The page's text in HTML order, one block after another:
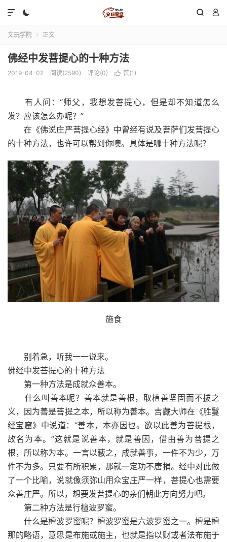
  

文玩学院  正文
佛经中发菩提心的十种方法
2019-04-02 阅读(2590) 评论(0)  赞(1 )
有人问：“师父，我想发菩提心，但是却不知道怎么
发？应该怎么办呢？”
在《佛说庄严菩提心经》中曾经有说及菩萨们发菩提心
的十种方法，也许可以帮到你噢。具体是哪十种方法呢？
施食
别着急，听我一一说来。
佛经中发菩提心的十种方法
第一种方法是成就众善本。
什么叫善本呢？善本就是善根，取植善坚固而不拔之
义，因为善是菩提之本，所以称为善本。吉藏大师在《胜鬘
经宝窟》中说道：“善本，本亦因也。欲以此善为菩提根，
故名为本。”这就是说善本，就是善因，借由善为菩提之
根，所以称为本。一言以蔽之，成就善事，一件不为少，万
件不为多。只要有所积累，那就一定功不唐捐。经中对此做
了一个比喻，说就像须弥山用众宝庄严一样，菩提心也需要
众善庄严。所以，想要发菩提心的亲们朝此方向努力吧。
第二种方法是行檀波罗蜜。
什么是檀波罗蜜呢？檀波罗蜜是六波罗蜜之一。檀是檀
那的略语，意思是布施或施主，也就是指以财或者法布施于